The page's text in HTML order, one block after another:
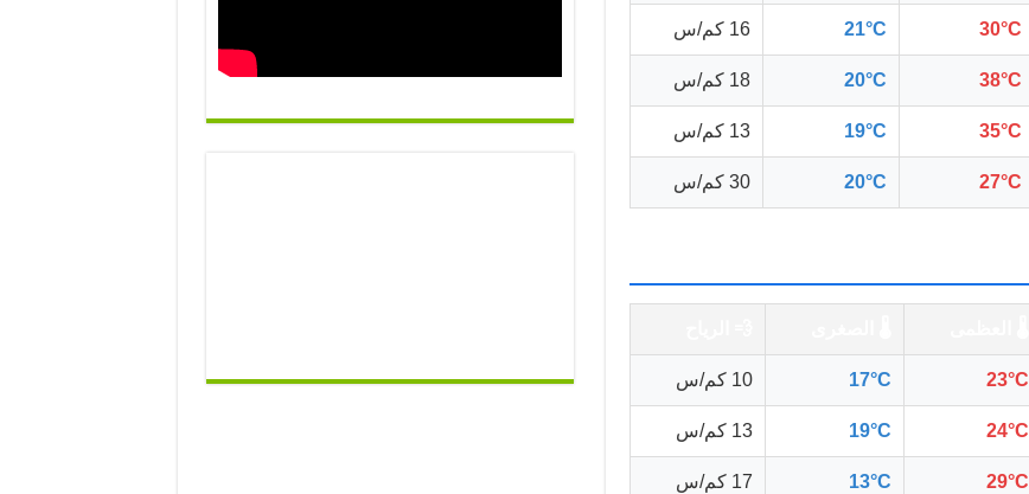
30°C
21°C 16 كم/س
38°C
20°C 18 كم/س
35°C
19°C 13 كم/س
27°C
20°C 30 كم/س
23°C
17°C 10 كم/س
24°C
19°C 13 كم/س
29°C
13°C 17 كم/س